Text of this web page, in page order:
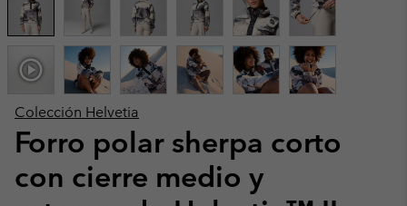
Colección Helvetia
Forro polar sherpa corto
con cierre medio y